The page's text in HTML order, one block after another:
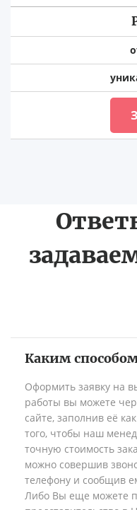
Каким
Оформить заявку на
работы вы можете
сайте, заполнив её
того, чтобы наш
точную стоимость
можно совершив
телефону и сообщив
Либо Вы еще можете